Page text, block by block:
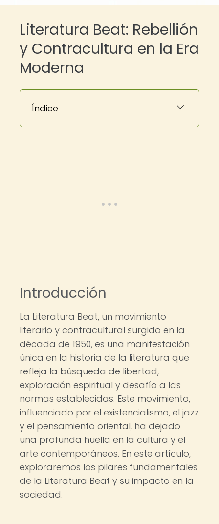
Literatura Beat: Rebellión
y Contracultura en la Era
Moderna
Índice
Introducción
La Literatura Beat, un movimiento
literario y contracultural surgido en la
década de 1950, es una manifestación
única en la historia de la literatura que
refleja la búsqueda de libertad,
exploración espiritual y desafío a las
normas establecidas. Este movimiento,
influenciado por el existencialismo, el jazz
y el pensamiento oriental, ha dejado
una profunda huella en la cultura y el
arte contemporáneos. En este artículo,
exploraremos los pilares fundamentales
de la Literatura Beat y su impacto en la
sociedad.